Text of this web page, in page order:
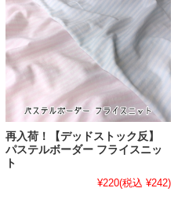
再入荷！【デッドストック反】
パステルボーダー フライスニッ
ト
¥220(税込 ¥242)